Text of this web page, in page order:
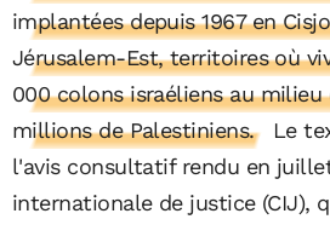
implantées depuis 1967 en
Jérusalem-Est, territoires où
000 colons israéliens au milieu
millions de Palestiniens.
Le
l'avis consultatif rendu en
internationale de justice (CIJ),